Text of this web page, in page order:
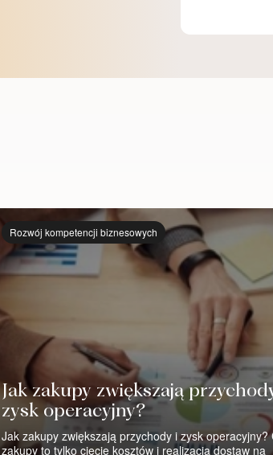
Rozwój kompetencji biznesowych
Jak zakupy zwiększają
zysk operacyjny?
Jak zakupy zwiększają przychody i zysk operacyjny?
zakupy to tylko cięcie kosztów i realizacja dostaw na